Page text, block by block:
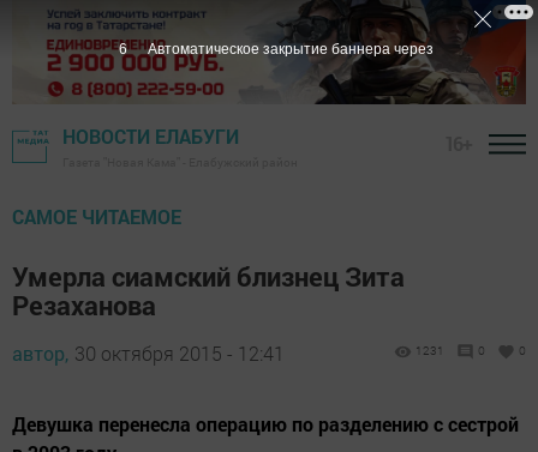
НОВОСТИ ЕЛАБУГИ
САМОЕ ЧИТАЕМОЕ
Умерла сиамский близнец Зита
Резаханова
автор, 30 октября 2015 - 12:41 1231 0 0
Девушка перенесла операцию по разделению с сестрой
5 Автоматическое закрытие баннера через